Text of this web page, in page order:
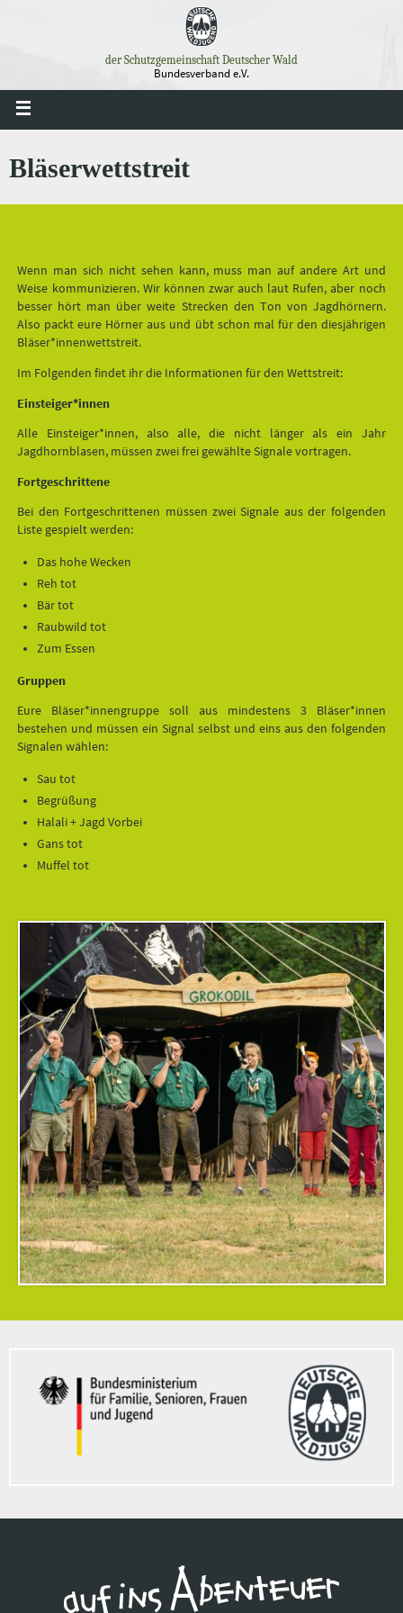
der Schutzgemeinschaft Deutscher Wald
Bundesverband e.V.
Bläserwettstreit
Wenn man sich nicht sehen kann, muss man auf andere Art und
Weise kommunizieren. Wir können zwar auch laut Rufen, aber noch
besser hört man über weite Strecken den Ton von Jagdhörnern.
Also packt eure Hörner aus und übt schon mal für den diesjährigen
Bläser*innenwettstreit.
Im Folgenden findet ihr die Informationen für den Wettstreit:
Einsteiger*innen
Alle Einsteiger*innen, also alle, die nicht länger als ein Jahr
Jagdhornblasen, müssen zwei frei gewählte Signale vortragen.
Fortgeschrittene
Bei den Fortgeschrittenen müssen zwei Signale aus der folgenden
Liste gespielt werden:
Das hohe Wecken
Reh tot
Bär tot
Raubwild tot
Zum Essen
Gruppen
Eure Bläser*innengruppe soll aus mindestens 3 Bläser*innen
bestehen und müssen ein Signal selbst und eins aus den folgenden
Signalen wählen:
Sau tot
Begrüßung
Halali + Jagd Vorbei
Gans tot
Muffel tot